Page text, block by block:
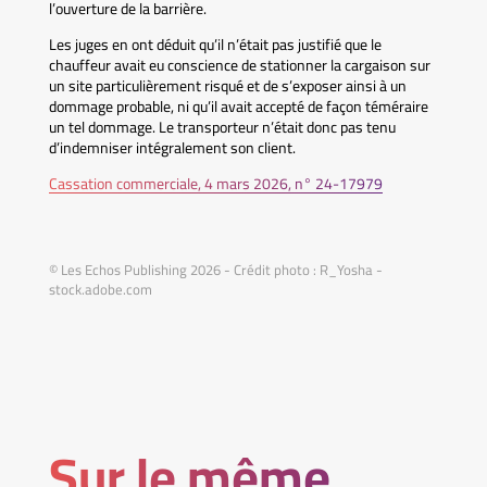
l’ouverture de la barrière.
Les juges en ont déduit qu’il n’était pas justifié que le
chauffeur avait eu conscience de stationner la cargaison sur
un site particulièrement risqué et de s’exposer ainsi à un
dommage probable, ni qu’il avait accepté de façon téméraire
un tel dommage. Le transporteur n’était donc pas tenu
d’indemniser intégralement son client.
Cassation commerciale, 4 mars 2026, n° 24-17979
© Les Echos Publishing 2026 - Crédit photo : R_Yosha -
stock.adobe.com